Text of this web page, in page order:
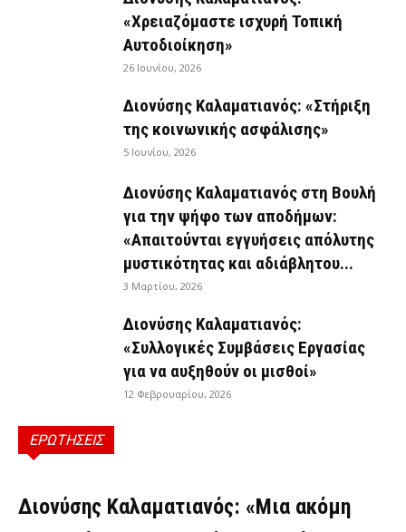
«Χρειαζόμαστε ισχυρή Τοπική
Αυτοδιοίκηση»
26 Ιουνίου, 2026
Διονύσης Καλαματιανός: «Στήριξη
της κοινωνικής ασφάλισης»
5 Ιουνίου, 2026
Διονύσης Καλαματιανός στη Βουλή
για την ψήφο των αποδήμων:
«Απαιτούνται εγγυήσεις απόλυτης
μυστικότητας και αδιάβλητου...
3 Μαρτίου, 2026
Διονύσης Καλαματιανός:
«Συλλογικές Συμβάσεις Εργασίας
για να αυξηθούν οι μισθοί»
12 Φεβρουαρίου, 2026
ΕΡΩΤΗΣΕΙΣ
ΕΡΩΤΉΣΕΙΣ
Διονύσης Καλαματιανός: «Μια ακόμη